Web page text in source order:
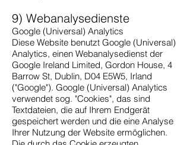
9) Webanalysedienste
Google (Universal) Analytics
Diese Website benutzt Google (Universal)
Analytics, einen Webanalysedienst der
Google Ireland Limited, Gordon House, 4
Barrow St, Dublin, D04 E5W5, Irland
("Google"). Google (Universal) Analytics
verwendet sog. "Cookies", das sind
Textdateien, die auf Ihrem Endgerät
gespeichert werden und die eine Analyse
Ihrer Nutzung der Website ermöglichen.